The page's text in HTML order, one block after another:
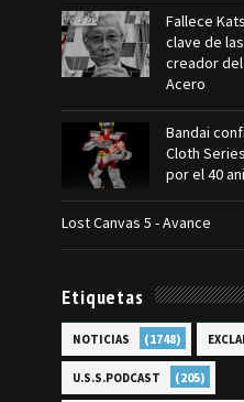
Fallece
clave de
creador
Acero
Bandai
Cloth
por el 40
Lost Canvas 5 - Avance
Etiquetas
NOTICIAS (1748)
U.S.S.PODCAST (205)